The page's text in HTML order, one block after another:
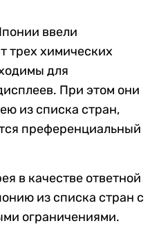
ввели
трех химических
для
При этом они
из списка стран,
преференциальный
в качестве ответной
из списка стран с
ограничениями.